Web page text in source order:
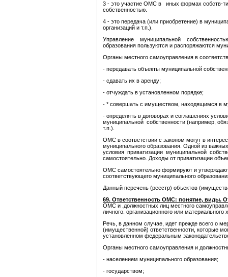
3 - это участие ОМС в иных формах собств-ти
собственностью.
4 - это передача (или приобретение) в
организаций и т.п.).
Управление муниципальной собственностью
образования пользуются и распоряжаются
Органы местного самоуправления в
- передавать объекты муниципальной
- сдавать их в аренду;
- отчуждать в установленном порядке;
- * совершать с имуществом, находящимся в
- определять в договорах и соглашениях
муниципальной собственности (например,
т.п.).
ОМС в соответствии с законом могут в
муниципального образования. Одной из
условия приватизации муниципальной
самостоятельно. Доходы от приватизации
ОМС самостоятельно формируют и
соответствующего муниципального
Данный перечень (реестр) объектов
69. Ответственность ОМС: понятие, виды.
ОМС и .должностных лиц местного
личного. организационного или материального
Речь, в данном случае, идет прежде
(имущественной) ответственности, которые
установленном федеральным
Органы местного самоуправления и
- населением муниципального образования;
- государством;